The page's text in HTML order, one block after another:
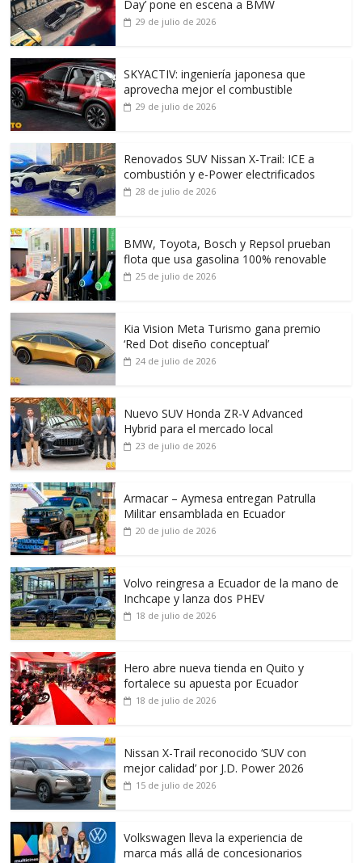
Day’ pone en escena a BMW
29 de julio de 2026
SKYACTIV: ingeniería japonesa que
aprovecha mejor el combustible
29 de julio de 2026
Renovados SUV Nissan X-Trail: ICE a
combustión y e-Power electrificados
28 de julio de 2026
BMW, Toyota, Bosch y Repsol prueban
flota que usa gasolina 100% renovable
25 de julio de 2026
Kia Vision Meta Turismo gana premio
‘Red Dot diseño conceptual’
24 de julio de 2026
Nuevo SUV Honda ZR-V Advanced
Hybrid para el mercado local
23 de julio de 2026
Armacar – Aymesa entregan Patrulla
Militar ensamblada en Ecuador
20 de julio de 2026
Volvo reingresa a Ecuador de la mano de
Inchcape y lanza dos PHEV
18 de julio de 2026
Hero abre nueva tienda en Quito y
fortalece su apuesta por Ecuador
18 de julio de 2026
Nissan X-Trail reconocido ‘SUV con
mejor calidad’ por J.D. Power 2026
15 de julio de 2026
Volkswagen lleva la experiencia de
marca más allá de concesionarios